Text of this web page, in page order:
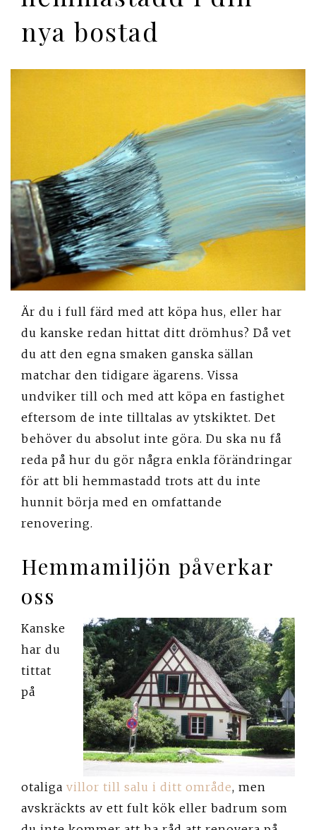
nya bostad
Är du i full färd med att köpa hus, eller har
du kanske redan hittat ditt drömhus? Då vet
du att den egna smaken ganska sällan
matchar den tidigare ägarens. Vissa
undviker till och med att köpa en fastighet
eftersom de inte tilltalas av ytskiktet. Det
behöver du absolut inte göra. Du ska nu få
reda på hur du gör några enkla förändringar
för att bli hemmastadd trots att du inte
hunnit börja med en omfattande
renovering.
Hemmamiljön påverkar
oss
Kanske
har du
tittat
på
otaliga villor till salu i ditt område, men
avskräckts av ett fult kök eller badrum som